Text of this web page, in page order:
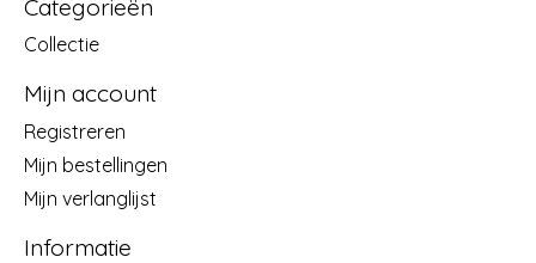
Categorieën
Collectie
Mijn account
Registreren
Mijn bestellingen
Mijn verlanglijst
Informatie